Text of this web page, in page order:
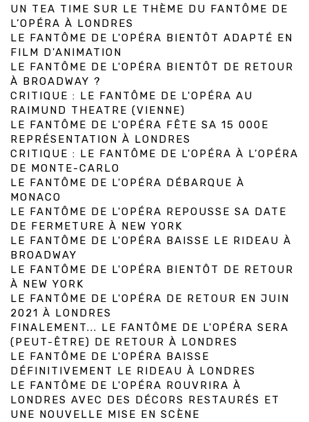
UN TEA TIME SUR LE THÈME DU FANTÔME DE
L’OPÉRA À LONDRES
LE FANTÔME DE L'OPÉRA BIENTÔT ADAPTÉ EN
FILM D'ANIMATION
LE FANTÔME DE L'OPÉRA BIENTÔT DE RETOUR
À BROADWAY ?
CRITIQUE : LE FANTÔME DE L'OPÉRA AU
RAIMUND THEATRE (VIENNE)
LE FANTÔME DE L'OPÉRA FÊTE SA 15 000E
REPRÉSENTATION À LONDRES
CRITIQUE : LE FANTÔME DE L'OPÉRA À L’OPÉRA
DE MONTE-CARLO
LE FANTÔME DE L'OPÉRA DÉBARQUE À
MONACO
LE FANTÔME DE L'OPÉRA REPOUSSE SA DATE
DE FERMETURE À NEW YORK
LE FANTÔME DE L'OPÉRA BAISSE LE RIDEAU À
BROADWAY
LE FANTÔME DE L'OPÉRA BIENTÔT DE RETOUR
À NEW YORK
LE FANTÔME DE L'OPÉRA DE RETOUR EN JUIN
2021 À LONDRES
FINALEMENT... LE FANTÔME DE L'OPÉRA SERA
(PEUT-ÊTRE) DE RETOUR À LONDRES
LE FANTÔME DE L'OPÉRA BAISSE
DÉFINITIVEMENT LE RIDEAU À LONDRES
LE FANTÔME DE L'OPÉRA ROUVRIRA À
LONDRES AVEC DES DÉCORS RESTAURÉS ET
UNE NOUVELLE MISE EN SCÈNE